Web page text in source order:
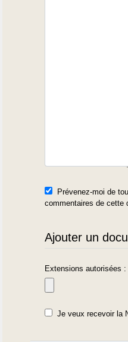
Prévenez-moi de
commentaires de cette
Ajouter un
Extensions autorisées :
Je veux recevoir la